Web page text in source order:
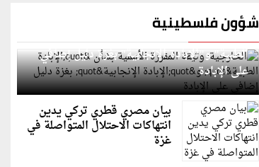
شؤون فلسطينية
الخارجية: وثيقة المقررة الأممية بشأن "الإبادة
الطبية" و"الإبادة الإنجابية" بغزة دليل إضافي
على الإبادة
بيان مصري قطري تركي يدين
انتهاكات الاحتلال المتواصلة في
غزة